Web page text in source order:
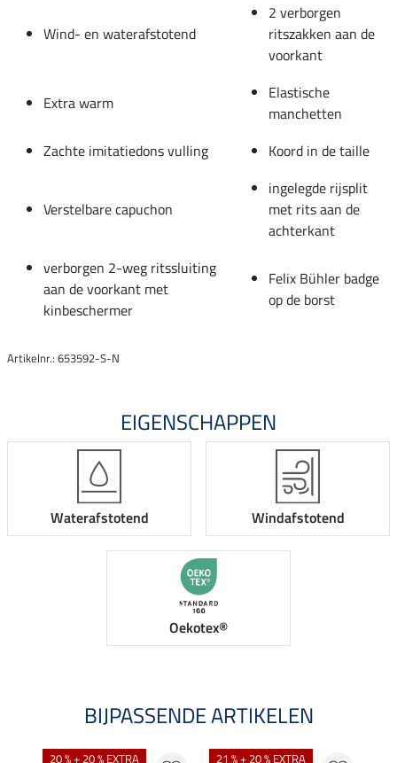
Wind- en waterafstotend
2 verborgen
ritszakken aan de
voorkant
Extra warm
Elastische
manchetten
Zachte imitatiedons vulling
Koord in de taille
Verstelbare capuchon
ingelegde rijsplit
met rits aan de
achterkant
verborgen 2-weg ritssluiting
aan de voorkant met
kinbeschermer
Felix Bühler badge
op de borst
Artikelnr.: 653592-S-N
EIGENSCHAPPEN
Waterafstotend Windafstotend
Oekotex®
BIJPASSENDE ARTIKELEN
20 % + 20 % EXTRA 21 % + 20 % EXTRA